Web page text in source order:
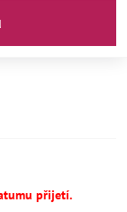
přijetí.